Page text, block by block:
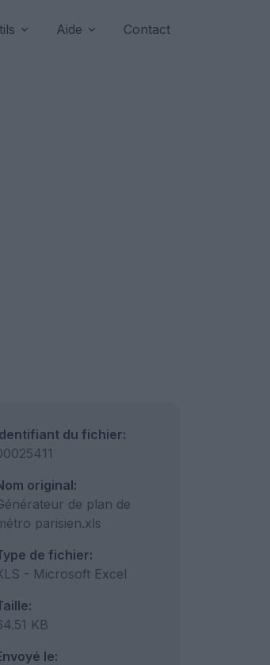
Aide Contact
du fichier:
original:
de plan de
parisien.xls
de fichier:
- Microsoft Excel
KB
le: